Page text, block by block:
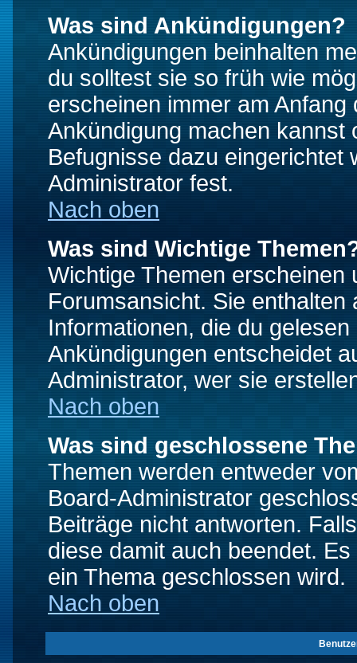
Was sind Ankündigungen?
Ankündigungen beinhalten
du solltest sie so früh wie
erscheinen immer am
Ankündigung machen kannst
Befugnisse dazu eingerichtet
Administrator fest.
Nach oben
Was sind Wichtige
Wichtige Themen erscheinen
Forumsansicht. Sie
Informationen, die du
Ankündigungen entscheidet
Administrator, wer sie
Nach oben
Was sind geschlossene
Themen werden entweder
Board-Administrator
Beiträge nicht antworten.
diese damit auch beendet.
ein Thema geschlossen wird.
Nach oben